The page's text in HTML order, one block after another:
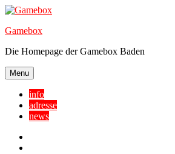
Skip
content
Gamebox
Die Homepage der Gamebox Baden
Menu
info
adresse
news